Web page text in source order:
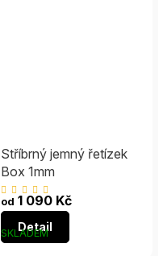
Stříbrný jemný řetízek
Box 1mm
Průměrné
hodnocení
je
SKLADEM
od 1 090 Kč
Detail